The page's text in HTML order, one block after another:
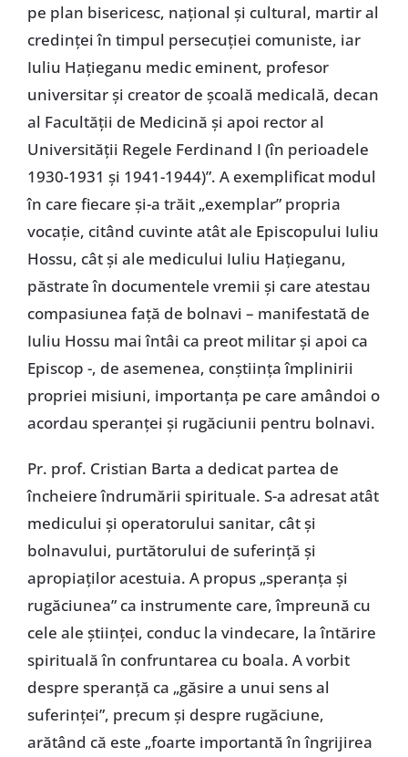
pe plan bisericesc, național și cultural, martir al
credinței în timpul persecuției comuniste, iar
Iuliu Hațieganu medic eminent, profesor
universitar și creator de școală medicală, decan
al Facultății de Medicină și apoi rector al
Universității Regele Ferdinand I (în perioadele
1930-1931 și 1941-1944)”. A exemplificat modul
în care fiecare și-a trăit „exemplar” propria
vocație, citând cuvinte atât ale Episcopului Iuliu
Hossu, cât și ale medicului Iuliu Hațieganu,
păstrate în documentele vremii și care atestau
compasiunea față de bolnavi – manifestată de
Iuliu Hossu mai întâi ca preot militar și apoi ca
Episcop -, de asemenea, conștiința împlinirii
propriei misiuni, importanța pe care amândoi o
acordau speranței și rugăciunii pentru bolnavi.
Pr. prof. Cristian Barta a dedicat partea de
încheiere îndrumării spirituale. S-a adresat atât
medicului și operatorului sanitar, cât și
bolnavului, purtătorului de suferință și
apropiaților acestuia. A propus „speranța și
rugăciunea” ca instrumente care, împreună cu
cele ale științei, conduc la vindecare, la întărire
spirituală în confruntarea cu boala. A vorbit
despre speranță ca „găsire a unui sens al
suferinței”, precum și despre rugăciune,
arătând că este „foarte importantă în îngrijirea